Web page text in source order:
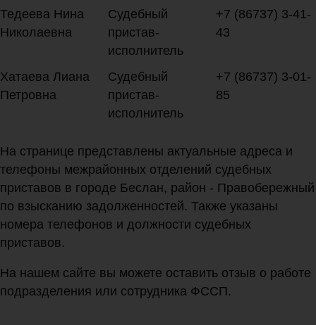
Тедеева Нина
Николаевна
Судебный
пристав-
исполнитель
+7 (86737) 3-41-
43
Хатаева Лиана
Петровна
Судебный
пристав-
исполнитель
+7 (86737) 3-01-
85
На странице представлены актуальные адреса и
телефоны межрайонных отделений судебных
приставов в городе Беслан, район - Правобережный
по взысканию задолженностей. Также указаны
номера телефонов и должности судебных
приставов.
На нашем сайте вы можете оставить отзыв о работе
подразделения или сотрудника ФССП.